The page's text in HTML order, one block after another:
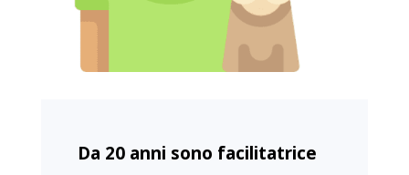
Da 20 anni sono facilitatrice